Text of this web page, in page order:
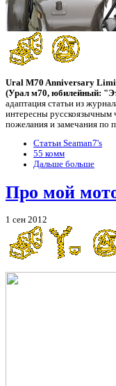
Ural M70 Anniversary
(Урал м70, юбилейный:
адаптация статьи из
интересны русскоязычным
пожелания и замечания по
Статьи Seaman7's
55 комм
Дальше больше
Про мой
1 сен 2012